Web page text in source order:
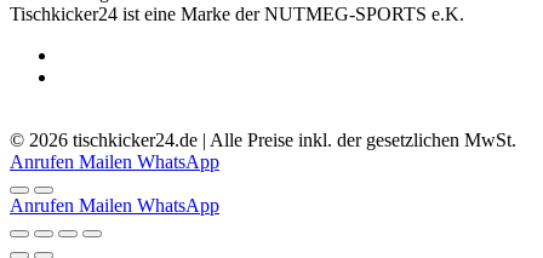
Tischkicker24 ist eine Marke der NUTMEG-SPORTS e.K.
© 2026 tischkicker24.de | Alle Preise inkl. der gesetzlichen MwSt.
Anrufen Mailen WhatsApp
Anrufen Mailen WhatsApp